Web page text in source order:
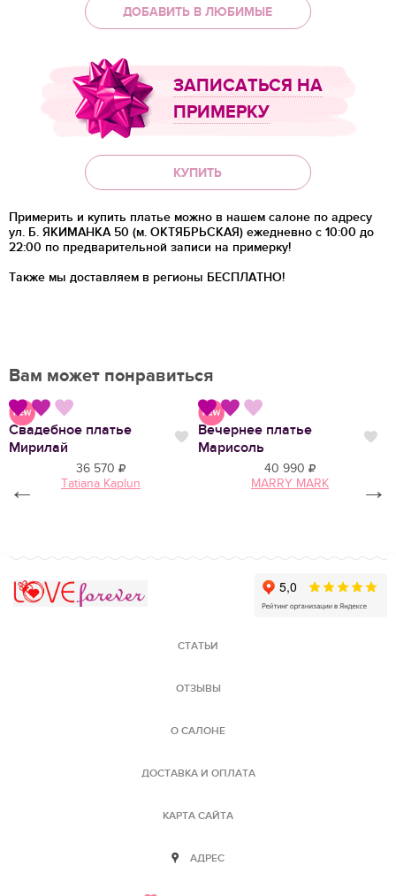
ДОБАВИТЬ В ЛЮБИМЫЕ
ЗАПИСАТЬСЯ НА
ПРИМЕРКУ
КУПИТЬ
Примерить и купить платье можно в нашем салоне по адресу
ул. Б. ЯКИМАНКА 50 (м. ОКТЯБРЬСКАЯ) ежедневно с 10:00 до
22:00 по предварительной записи на примерку!
Также мы доставляем в регионы БЕСПЛАТНО!
Вам может понравиться
Нравится
Свадебное платье
Мирилай
Нравится
36 570
Tatiana Kaplun
Вечернее платье
Марисоль
40 990
MARRY MARK
← →
СТАТЬИ
ОТЗЫВЫ
О САЛОНЕ
ДОСТАВКА И ОПЛАТА
КАРТА САЙТА
АДРЕС